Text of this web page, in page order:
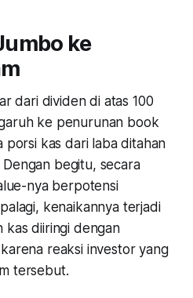
ke
dari dividen di atas 100
ke penurunan book
kas dari laba ditahan
begitu, secara
nya berpotensi
kenaikannya terjadi
kas diiringi dengan
reaksi investor yang
tersebut.